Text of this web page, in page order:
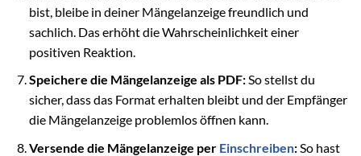
bist, bleibe in deiner Mängelanzeige freundlich und
sachlich. Das erhöht die Wahrscheinlichkeit einer
positiven Reaktion.
Speichere die Mängelanzeige als PDF:So stellst du
sicher, dass das Format erhalten bleibt und der Empfänger
die Mängelanzeige problemlos öffnen kann.
Versende die Mängelanzeige per Einschreiben:So hast